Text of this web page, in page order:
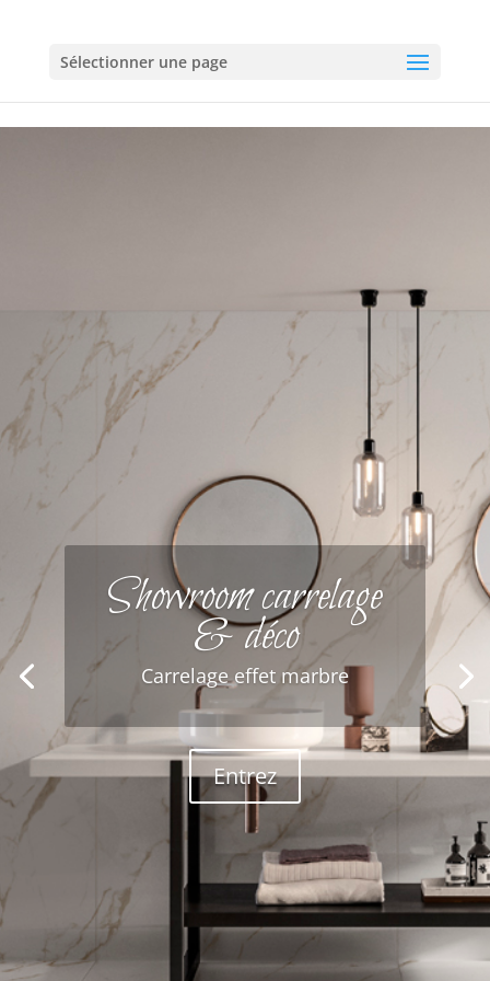
Sélectionner une page
Showroom carrelage
& déco
Carrelage effet marbre
Entrez